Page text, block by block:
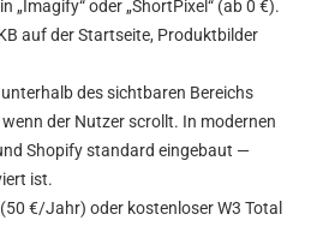
„Imagify“ oder „ShortPixel“ (ab 0 €).
auf der Startseite, Produktbilder
des sichtbaren Bereichs
der Nutzer scrollt. In modernen
Shopify standard eingebaut —
ist.
€/Jahr) oder kostenloser W3 Total